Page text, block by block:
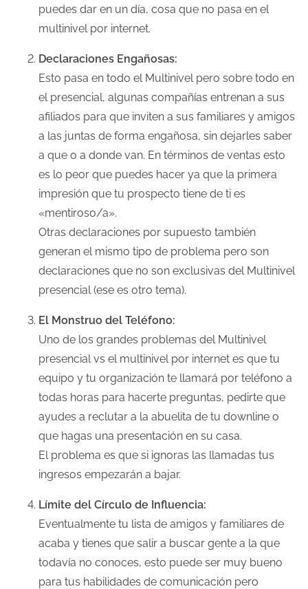
puedes dar en un día, cosa que no pasa en el
multinivel por internet.
Declaraciones Engañosas:
Esto pasa en todo el Multinivel pero sobre todo en
el presencial, algunas compañías entrenan a sus
afiliados para que inviten a sus familiares y amigos
a las juntas de forma engañosa, sin dejarles saber
a que o a donde van. En términos de ventas esto
es lo peor que puedes hacer ya que la primera
impresión que tu prospecto tiene de ti es
«mentiroso/a».
Otras declaraciones por supuesto también
generan el mismo tipo de problema pero son
declaraciones que no son exclusivas del Multinivel
presencial (ese es otro tema).
El Monstruo del Teléfono:
Uno de los grandes problemas del Multinivel
presencial vs el multinivel por internet es que tu
equipo y tu organización te llamará por teléfono a
todas horas para hacerte preguntas, pedirte que
ayudes a reclutar a la abuelita de tu downline o
que hagas una presentación en su casa.
El problema es que si ignoras las llamadas tus
ingresos empezarán a bajar.
Límite del Círculo de Influencia:
Eventualmente tu lista de amigos y familiares de
acaba y tienes que salir a buscar gente a la que
todavía no conoces, esto puede ser muy bueno
para tus habilidades de comunicación pero